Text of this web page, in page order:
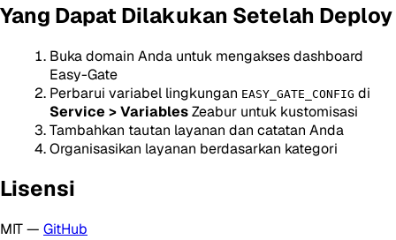
Yang Dapat Dilakukan Setelah Deploy
Buka domain Anda untuk mengakses dashboard
Easy-Gate
Perbarui variabel lingkungan EASY_GATE_CONFIG di
Service > VariablesZeabur untuk kustomisasi
Tambahkan tautan layanan dan catatan Anda
Organisasikan layanan berdasarkan kategori
Lisensi
MIT — GitHub